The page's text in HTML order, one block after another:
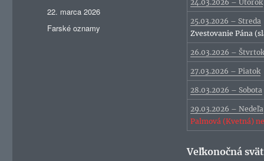
24.03.2026 – Utorok
25.03.2026 – Streda
Zvestovanie Pána
26.03.2026 – Štvrtok
27.03.2026 – Piatok
28.03.2026 – Sobota
29.03.2026 – Nedeľa
Palmová (Kvetná)
Veľkonočná
Publikované
22. marca 2026
Kategórie
Farské oznamy